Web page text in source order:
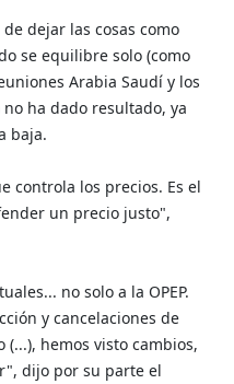
dejar las cosas como
se equilibre solo (como
Arabia Saudí y los
ha dado resultado, ya
baja.
controla los precios. Es el
un precio justo",
no solo a la OPEP.
y cancelaciones de
hemos visto cambios,
dijo por su parte el